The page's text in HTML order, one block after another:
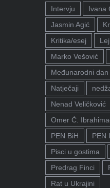
Intervju
Ivana
Jasmin Agić
Kritika/esej
Marko Vešović
Međunarodni
Natječaji
Nenad Veličković
Omer Ć.
PEN BiH
PEN
Pisci u gostima
Predrag Finci
Rat u Ukrajini